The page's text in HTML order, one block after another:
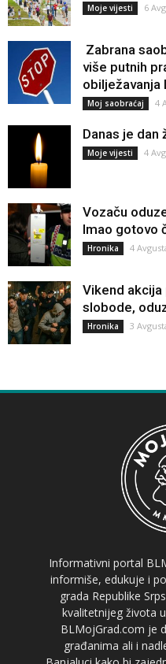
Moje vijesti 6
Zabrana
više putnih
obilježavanja
Moj saobraćaj 4
Danas je dan
Moje vijesti 4
Vozaču
Imao gotovo
Hronika 4
Vikend
slobode,
Hronika 3
Informativni portal
informiše, edukuje i
grada Republike
kvalitetnijeg života
BLMojGrad.com je
građanima ali i